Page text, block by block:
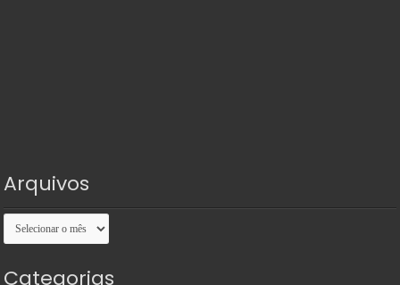
Arquivos
Arquivos
Categorias